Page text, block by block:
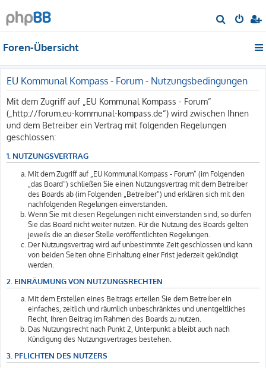
u
Foren-Übersicht
EU Kommunal Kompass - Forum - Nutzungsbedingungen
Mit dem Zugriff auf „EU Kommunal Kompass - Forum“
(„http://forum.eu-kommunal-kompass.de“) wird zwischen Ihnen
und dem Betreiber ein Vertrag mit folgenden Regelungen
geschlossen:
1. NUTZUNGSVERTRAG
Mit dem Zugriff auf „EU Kommunal Kompass - Forum“ (im Folgenden
„das Board“) schließen Sie einen Nutzungsvertrag mit dem Betreiber
des Boards ab (im Folgenden „Betreiber“) und erklären sich mit den
nachfolgenden Regelungen einverstanden.
Wenn Sie mit diesen Regelungen nicht einverstanden sind, so dürfen
Sie das Board nicht weiter nutzen. Für die Nutzung des Boards gelten
jeweils die an dieser Stelle veröffentlichten Regelungen.
Der Nutzungsvertrag wird auf unbestimmte Zeit geschlossen und kann
von beiden Seiten ohne Einhaltung einer Frist jederzeit gekündigt
werden.
2. EINRÄUMUNG VON NUTZUNGSRECHTEN
Mit dem Erstellen eines Beitrags erteilen Sie dem Betreiber ein
einfaches, zeitlich und räumlich unbeschränktes und unentgeltliches
Recht, Ihren Beitrag im Rahmen des Boards zu nutzen.
Das Nutzungsrecht nach Punkt 2, Unterpunkt a bleibt auch nach
Kündigung des Nutzungsvertrages bestehen.
3. PFLICHTEN DES NUTZERS